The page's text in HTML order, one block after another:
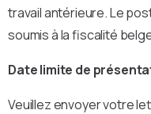
travail antérieure. Le
soumis à la fiscalité
Date limite de
Veuillez envoyer votre